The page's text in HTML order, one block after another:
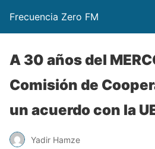
Frecuencia Zero FM
A 30 años del
Comisión de
un acuerdo con la
Yadir Hamze